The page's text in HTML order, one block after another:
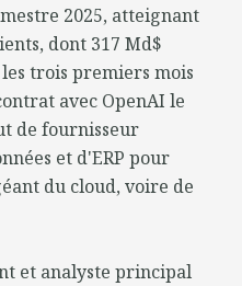
2025, atteignant
dont 317 Md$
trois premiers mois
avec OpenAI le
de fournisseur
et d'ERP pour
du cloud, voire de
et analyste principal